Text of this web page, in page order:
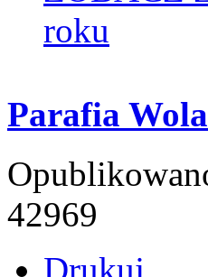
roku
Parafia
42969